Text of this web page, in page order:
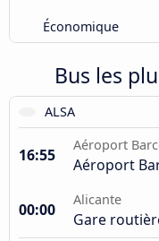
Économique
Bus les
ALSA
16:55
Aéroport
Aéroport
00:00
Alicante
Gare